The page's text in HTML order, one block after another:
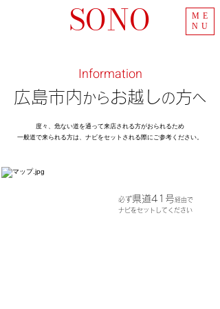
ME
NU
SONO
Information
広島市内 から お越しの方へ
​度々、危ない道を通って来店される方がおられるため
一般道で来られる方は、ナビをセットされる際にご参考ください。
必ず県道41号経由で
​ナビをセットしてください